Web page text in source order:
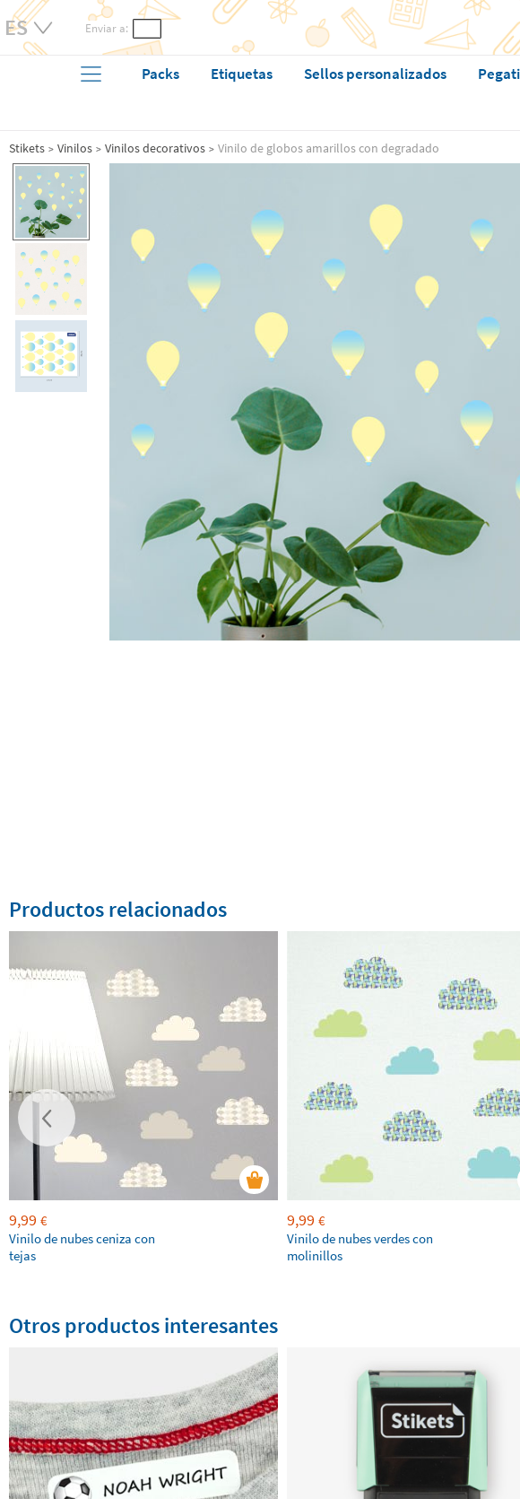
Enviar a:
Packs Etiquetas Sellos personalizados
Stikets Vinilos Vinilos decorativos Vinilo de globos amarillos con degradado
Productos relacionados
9,99 €
Vinilo de nubes ceniza con
tejas
9,99 €
Vinilo de nubes verdes con
molinillos
Otros productos interesantes